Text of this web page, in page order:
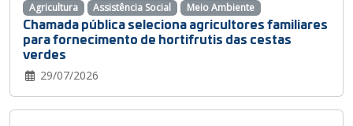
Chamada pública seleciona agricultores familiares
para fornecimento de hortifrutis das cestas
verdes
29/07/2026
Agricultura Assistência Social Meio Ambiente